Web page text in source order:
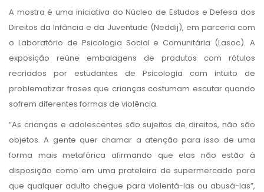
A mostra é uma iniciativa do Núcleo de Estudos e Defesa dos
Direitos da Infância e da Juventude (Neddij), em parceria com
o Laboratório de Psicologia Social e Comunitária (Lasoc). A
exposição reúne embalagens de produtos com rótulos
recriados por estudantes de Psicologia com intuito de
problematizar frases que crianças costumam escutar quando
sofrem diferentes formas de violência.
“As crianças e adolescentes são sujeitos de direitos, não são
objetos. A gente quer chamar a atenção para isso de uma
forma mais metafórica afirmando que elas não estão à
disposição como em uma prateleira de supermercado para
que qualquer adulto chegue para violentá-las ou abusá-las”,